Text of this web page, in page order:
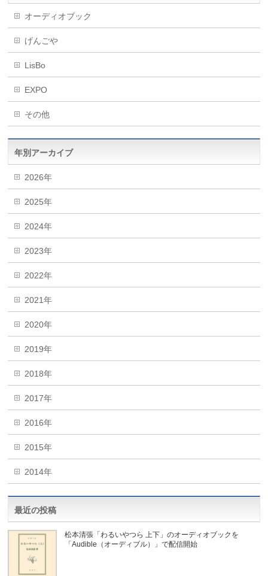
オーディオブック
げんごや
LisBo
EXPO
その他
年別アーカイブ
2026年
2025年
2024年
2023年
2022年
2021年
2020年
2019年
2018年
2017年
2016年
2015年
2014年
最近の投稿
松本清張「わるいやつら 上下」のオーディオブックを
「Audible（オーディブル）」で配信開始